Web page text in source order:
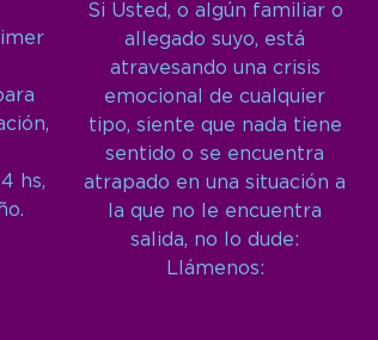
hs,
Si Usted, o algún familiar o
allegado suyo, está
atravesando una crisis
emocional de cualquier
tipo, siente que nada tiene
sentido o se encuentra
atrapado en una situación a
la que no le encuentra
salida, no lo dude:
Llámenos: